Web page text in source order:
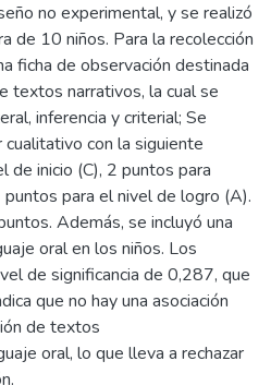
no experimental, y se realizó
de 10 niños. Para la recolección
ficha de observación destinada
textos narrativos, la cual se
inferencia y criterial; Se
con la siguiente
de inicio (C), 2 puntos para
para el nivel de logro (A).
Además, se incluyó una
oral en los niños. Los
de significancia de 0,287, que
que no hay una asociación
de textos
oral, lo que lleva a rechazar